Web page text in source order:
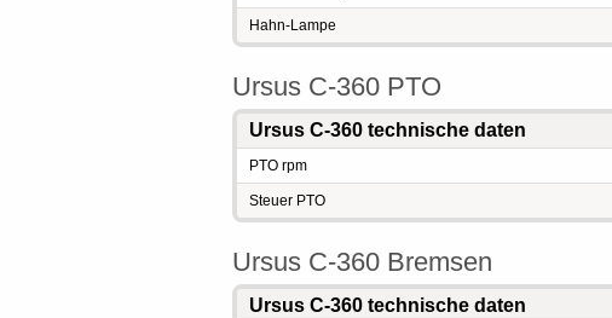
Hahn-Lampe
Ursus C-360 PTO
Ursus C-360 technische daten
PTO rpm
Steuer PTO
Ursus C-360 Bremsen
Ursus C-360 technische daten